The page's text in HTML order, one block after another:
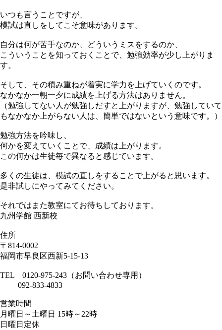
いつも言うことですが、
模試は直しをしてこそ意味があります。
自分は何が苦手なのか、どういうミスをするのか、
こういうことを知っておくことで、勉強効率が少し上がりま
す。
そして、その積み重ねが着実に学力を上げていくのです。
なかなか一朝一夕に成績を上げる方法はありません。
（勉強してない人が勉強しだすと上がりますが、勉強していて
もなかなか上がらない人は、簡単ではないという意味です。）
勉強方法を吟味し、
何かを変えていくことで、成績は上がります。
この何かは生徒毎で異なると感じています。
多くの生徒は、模試の直しをすることで上がると思います。
是非試しにやってみてください。
それではまた教室にてお待ちしております。
九州学館 西新校
住所
〒814-0002
福岡市早良区西新5-15-13
TEL 0120-975-243（お問い合わせ専用）
092-833-4833
営業時間
月曜日～土曜日 15時～22時
日曜日定休